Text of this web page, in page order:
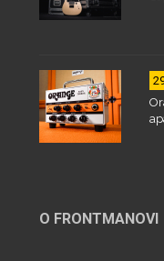
O FRONTMANOVI